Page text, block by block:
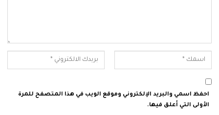
احفظ اسمي والبريد الإلكتروني وموقع الويب في هذا المتصفح للمرة
الأولى التي أعلق فيها.